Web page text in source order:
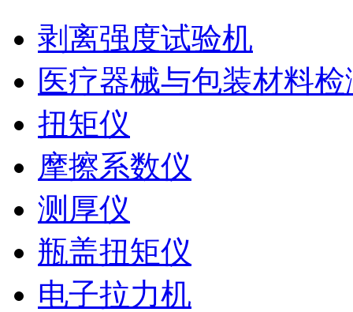
剥离强度试验机
医疗器械与包装材料检
扭矩仪
摩擦系数仪
测厚仪
瓶盖扭矩仪
电子拉力机